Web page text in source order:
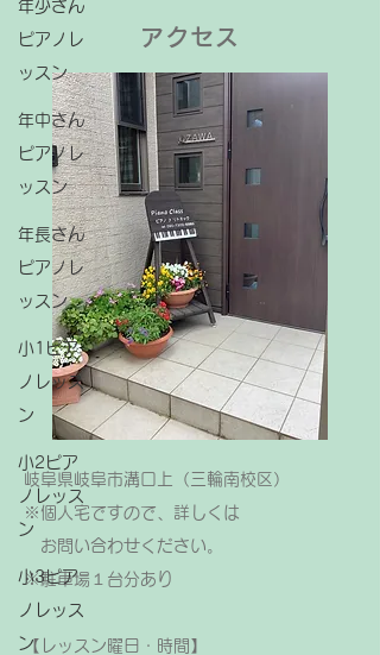
年少さん
ピアノレ
ッスン
年中さん
ピアノレ
ッスン
年長さん
ピアノレ
ッスン
小1ピア
ノレッス
ン
小2ピア
ノレッス
ン
小3ピア
ノレッス
ン
アクセス
岐阜県岐阜市溝口上（三輪南校区）
※個人宅ですので、詳しくは
お問い合わせください。
​※駐車場１台分あり
【レッスン曜日・時間】